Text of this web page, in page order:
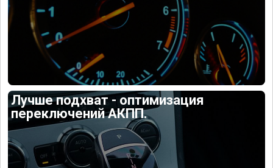
Лучше подхват - оптимизация
переключений АКПП.